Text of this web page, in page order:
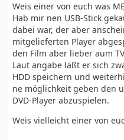
Weis einer von euch was
Hab mir nen USB-Stick
dabei war, der aber
mitgelieferten Player
den Film aber lieber aum
Laut angabe läßt er sich
HDD speichern und
ne möglichkeit geben den
DVD-Player abzuspielen.
Weis vielleicht einer von